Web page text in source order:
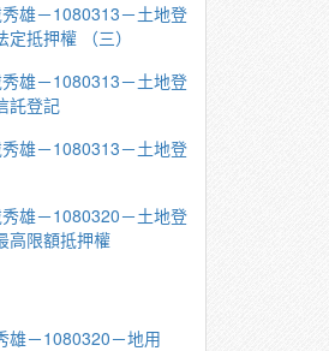
雄－1080313－土地登
抵押權 （三）
雄－1080313－土地登
託登記
雄－1080313－土地登
雄－1080320－土地登
高限額抵押權
雄－1080320－地用